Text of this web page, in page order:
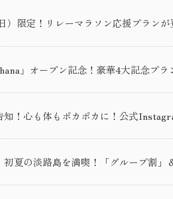
）限定！リレーマラソン応援プランが
」オープン記念！豪華4大記念プラ
知！心も体もポカポカに！公式
初夏の淡路島を満喫！「グループ割